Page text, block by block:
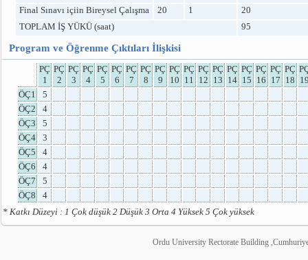
Final Sınavı içiin Bireysel Çalışma
20 1
20
TOPLAM İŞ YÜKÜ (saat)
95
Program ve Öğrenme Çıktıları İlişkisi
PÇ
1
PÇ
2
PÇ
3
PÇ
4
PÇ
5
PÇ
6
PÇ
7
PÇ
8
PÇ
9
PÇ
10
PÇ
11
PÇ
12
PÇ
13
PÇ
14
PÇ
15
PÇ
16
PÇ
17
PÇ
18
ÖÇ1
5
ÖÇ2
4
ÖÇ3
5
ÖÇ4
3
ÖÇ5
4
ÖÇ6
4
ÖÇ7
5
ÖÇ8
4
* Katkı Düzeyi : 1 Çok düşük 2 Düşük 3 Orta 4 Yüksek 5 Çok yüksek
Ordu University Rectorate Building